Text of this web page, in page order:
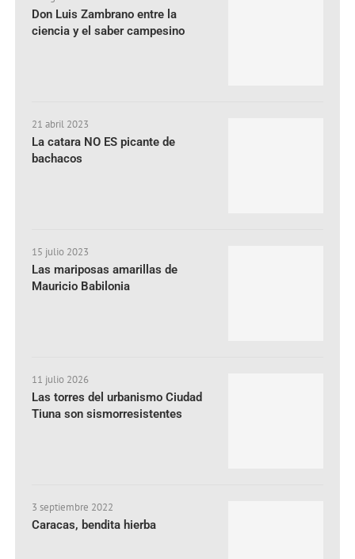
Don Luis Zambrano entre la
ciencia y el saber campesino
21 abril 2023
La catara NO ES picante de
bachacos
15 julio 2023
Las mariposas amarillas de
Mauricio Babilonia
11 julio 2026
Las torres del urbanismo Ciudad
Tiuna son sismorresistentes
3 septiembre 2022
Caracas, bendita hierba